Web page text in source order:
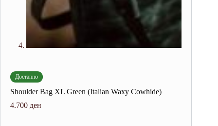
Достапно
Shoulder Bag XL Green (Italian Waxy Cowhide)
4.700 ден